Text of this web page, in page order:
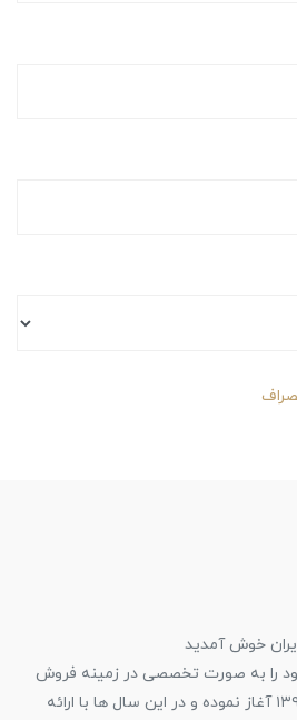
خوش آمدید
را به صورت تخصصی در زمینه فروش
لوازم جانبی موبایل از سال ۱۳۹۴ آغاز نموده و در این سال ها با ارائه